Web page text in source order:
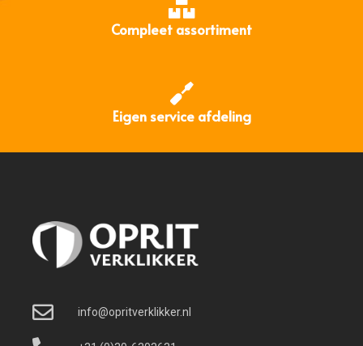
Compleet assortiment
Eigen service afdeling
info@opritverklikker.nl